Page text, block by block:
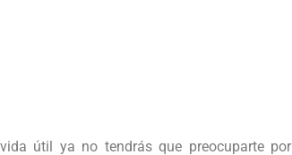
útil ya no tendrás que preocuparte por